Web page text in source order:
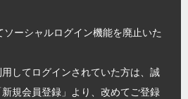
ーシャルログイン機能を廃止いた
してログインされていた方は、誠
規会員登録」より、改めてご登録